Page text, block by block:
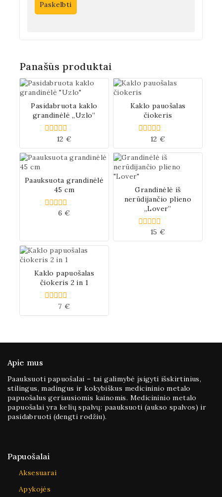
Panašūs produktai
Pasidabruota kaklo
grandinėlė „Uzlo”
iš
5
12 €
Kaklo pauošalas
čiokeris
iš
5
12 €
Paauksuota grandinėlė
45 cm
6 €
Grandinėlė iš
nerūdijančio plieno
„Lover”
iš
15 €
Kaklo papuošalas
čiokeris 2 in 1
iš
7 €
Apie mus
Paauksuoti papuošalai – tai galimybė įsigyti išskirtinius,
stilingus, madingus ir kokybiškus medicininio metalo
papuošalus geriausiomis kainomis. Medicininio metalo
papuošalai yra kelių spalvų: paauksuoti (aukso spalvos) ir
pasidabruoti (dengti rodžiu).
Papuošalai
Aksesuarai
Apykojės